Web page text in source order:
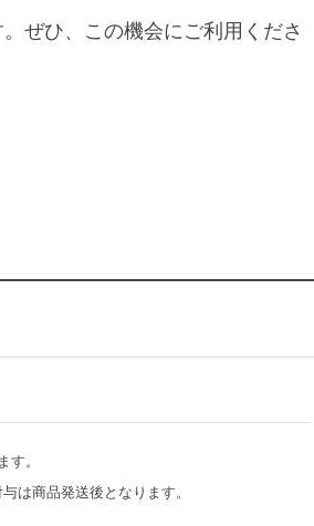
ぜひ、この機会にご利用くださ
。
は商品発送後となります。